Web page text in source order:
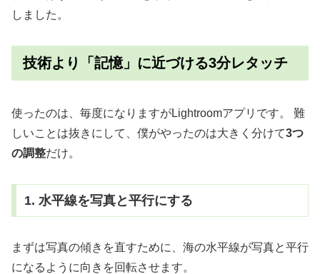
しました。
技術より「記憶」に近づける3分レタッチ
使ったのは、毎度になりますがLightroomアプリです。 難
しいことは抜きにして、僕がやったのは大きく分けて3つ
の調整だけ。
1. 水平線を写真と平行にする
まずは写真の傾きを直すために、海の水平線が写真と平行
になるように向きを回転させます。